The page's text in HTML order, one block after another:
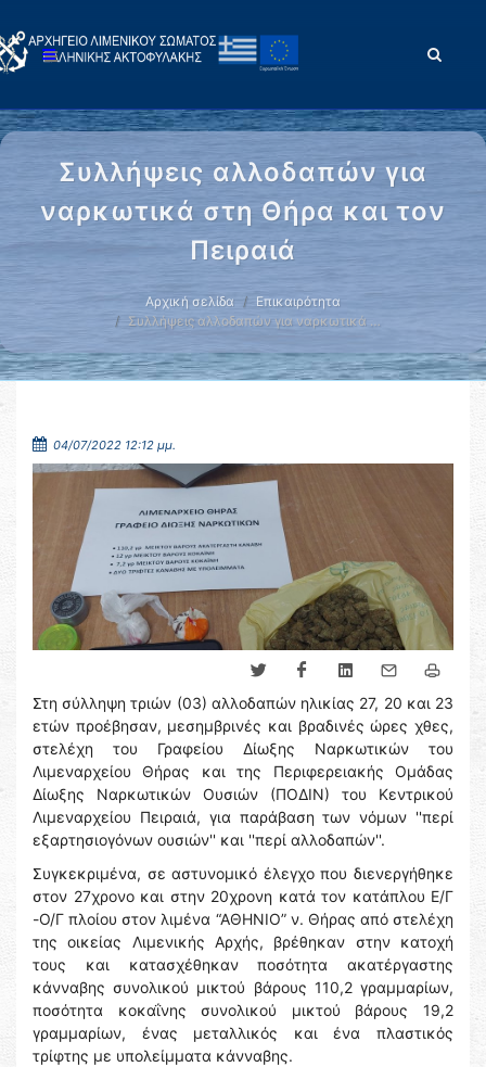
Συλλήψεις αλλοδαπών για
ναρκωτικά στη Θήρα και τον
Πειραιά
Αρχική σελίδα
Επικαιρότητα
Συλλήψεις αλλοδαπών για ναρκωτικά …
04/07/2022 12:12 μμ.
Στη σύλληψη τριών (03) αλλοδαπών ηλικίας 27, 20 και 23
ετών προέβησαν, μεσημβρινές και βραδινές ώρες χθες,
στελέχη του Γραφείου Δίωξης Ναρκωτικών του
Λιμεναρχείου Θήρας και της Περιφερειακής Ομάδας
Δίωξης Ναρκωτικών Ουσιών (ΠΟΔΙΝ) του Κεντρικού
Λιμεναρχείου Πειραιά, για παράβαση των νόμων ''περί
εξαρτησιογόνων ουσιών'' και ''περί αλλοδαπών''.
Συγκεκριμένα, σε αστυνομικό έλεγχο που διενεργήθηκε
στον 27χρονο και στην 20χρονη κατά τον κατάπλου Ε/Γ
-Ο/Γ πλοίου στον λιμένα “ΑΘΗΝΙΟ” ν. Θήρας από στελέχη
της οικείας Λιμενικής Αρχής, βρέθηκαν στην κατοχή
τους και κατασχέθηκαν ποσότητα ακατέργαστης
κάνναβης συνολικού μικτού βάρους 110,2 γραμμαρίων,
ποσότητα κοκαΐνης συνολικού μικτού βάρους 19,2
γραμμαρίων, ένας μεταλλικός και ένα πλαστικός
τρίφτης με υπολείμματα κάνναβης.